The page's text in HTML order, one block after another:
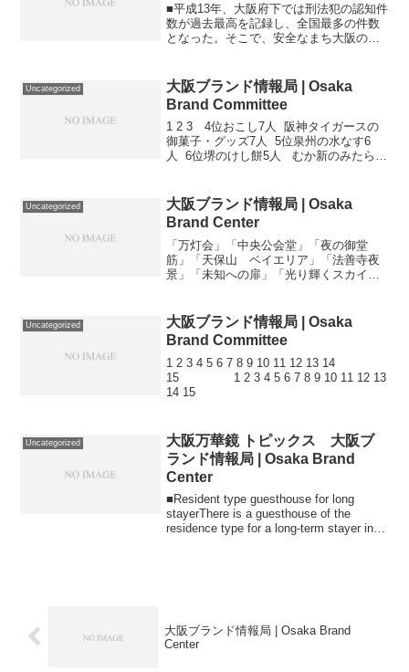
■平成13年、大阪府下では刑法犯の認知件
数が過去最高を記録し、全国最多の件数
となった。そこで、安全なまち大阪の実
し、警察、行政、事業者、府民が一体と
なって、安全なまちづ...
Uncategorized
大阪ブランド情報局 | Osaka
Brand Committee
1 2 3 4位おこし7人 阪神タイガースの
御菓子・グッズ7人 5位泉州の水なす6
人 6位堺のけし餅5人 むか新のみたらし
位釣鐘まんじゅう...
Uncategorized
大阪ブランド情報局 | Osaka
Brand Center
「万灯会」「中央公会堂」「夜の御堂
筋」「天保山 ベイエリア」「法善寺夜
景」「未知への扉」「光り輝くスカイビ
畔」「秋の夕べ３」「夜の新世界」「球
場変じて不夜場に！」「泉北コ...
Uncategorized
大阪ブランド情報局 | Osaka
Brand Committee
1 2 3 4 5 6 7 8 9 10 11 12 13 14
15 1 2 3 4 5 6 7 8 9 10 11 12 13
14 15
Uncategorized
大阪万華鏡 トピックス 大阪ブ
ランド情報局 | Osaka Brand
Center
■Resident type guesthouse for long
stayerThere is a guesthouse of the
residence type for a long-term stayer in
大阪ブランド情報局 | Osaka Brand
Center